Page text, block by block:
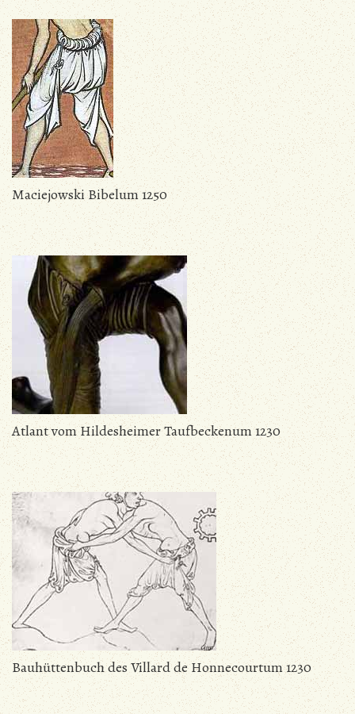
Maciejowski Bibelum 1250
Atlant vom Hildesheimer Taufbeckenum 1230
Bauhüttenbuch des Villard de Honnecourtum 1230